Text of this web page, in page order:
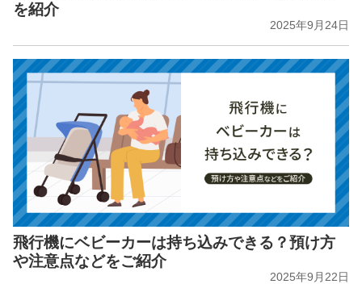
を紹介
2025年9月24日
飛行機にベビーカーは持ち込みできる？預け方
や注意点などをご紹介
2025年9月22日